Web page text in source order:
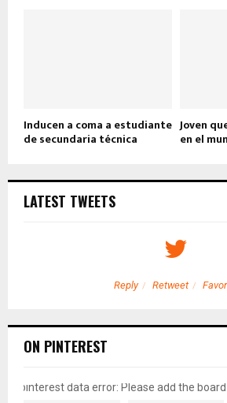
Inducen a coma a estudiante
de secundaria técnica
Joven
en el
LATEST TWEETS
Reply Retweet
ON PINTEREST
pinterest data error: Please add the